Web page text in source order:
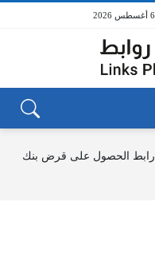
رابط الحصول على قرض بنك